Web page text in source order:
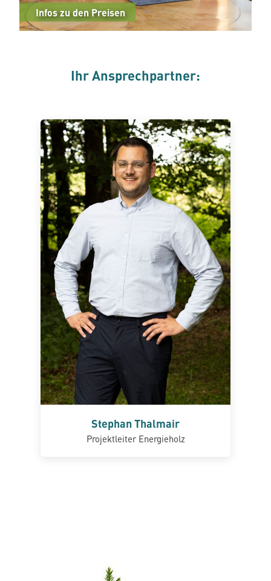
Infos zu den Preisen
Ihr Ansprechpartner:
Stephan Thalmair
Projektleiter Energieholz